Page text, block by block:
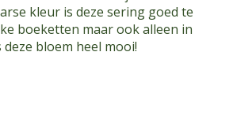
kleur is deze sering goed te
boeketten maar ook alleen in
bloem heel mooi!